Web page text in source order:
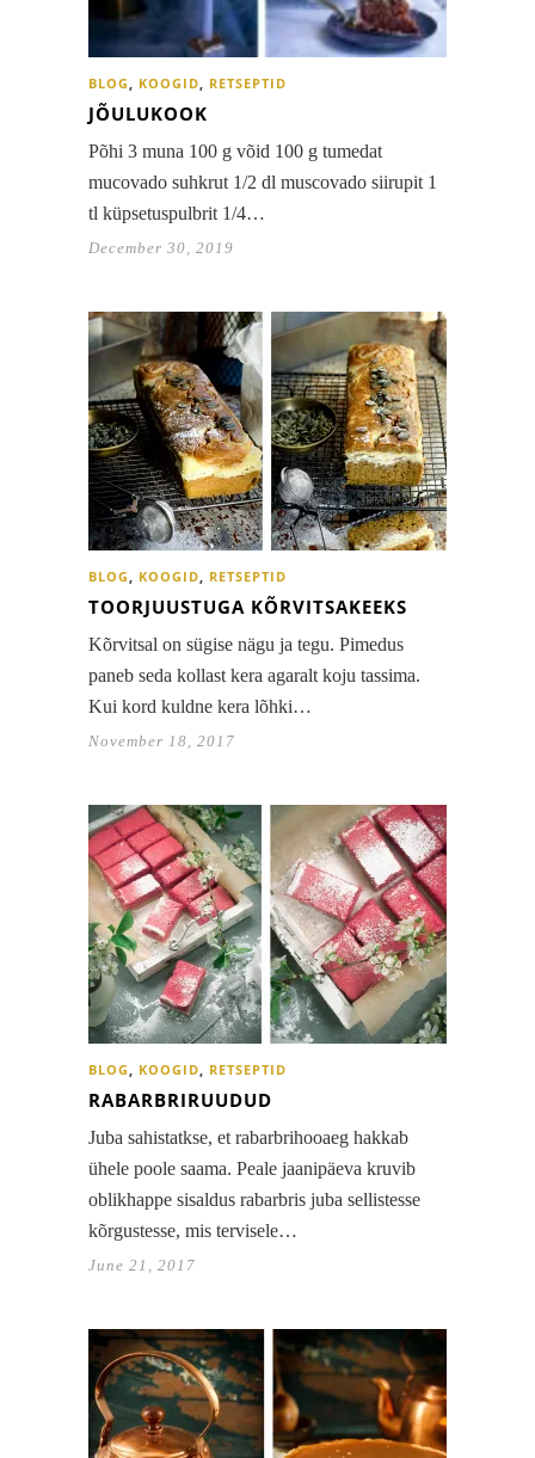
BLOG, KOOGID, RETSEPTID
JÕULUKOOK
Põhi 3 muna 100 g võid 100 g tumedat
mucovado suhkrut 1/2 dl muscovado siirupit 1
tl küpsetuspulbrit 1/4…
December 30, 2019
BLOG, KOOGID, RETSEPTID
TOORJUUSTUGA KÕRVITSAKEEKS
Kõrvitsal on sügise nägu ja tegu. Pimedus
paneb seda kollast kera agaralt koju tassima.
Kui kord kuldne kera lõhki…
November 18, 2017
BLOG, KOOGID, RETSEPTID
RABARBRIRUUDUD
Juba sahistatkse, et rabarbrihooaeg hakkab
ühele poole saama. Peale jaanipäeva kruvib
oblikhappe sisaldus rabarbris juba sellistesse
kõrgustesse, mis tervisele…
June 21, 2017